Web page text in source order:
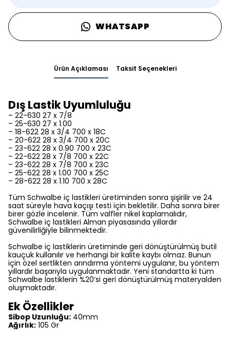
WHATSAPP
Ürün Açıklaması Taksit Seçenekleri
Dış Lastik Uyumluluğu
– 22-630 27 x 7/8
– 25-630 27 x 1.00
– 18-622 28 x 3/4 700 x 18C
– 20-622 28 x 3/4 700 x 20C
– 23-622 28 x 0.90 700 x 23C
– 22-622 28 x 7/8 700 x 22C
– 23-622 28 x 7/8 700 x 23C
– 25-622 28 x 1.00 700 x 25C
– 28-622 28 x 1.10 700 x 28C
Tüm Schwalbe iç lastikleri üretiminden sonra şişirilir ve 24
saat süreyle hava kaçışı testi için bekletilir. Daha sonra birer
birer gözle incelenir. Tüm valfler nikel kaplamalıdır,
Schwalbe iç lastikleri Alman piyasasında yıllardır
güvenilirliğiyle bilinmektedir.
Schwalbe iç lastiklerin üretiminde geri dönüştürülmüş butil
kauçuk kullanılır ve herhangi bir kalite kaybı olmaz. Bunun
için özel sertlikten arındırma yöntemi uygulanır, bu yöntem
yıllardır başarıyla uygulanmaktadır. Yeni standartta ki tüm
Schwalbe lastiklerin %20’si geri dönüştürülmüş materyalden
oluşmaktadır.
Ek Özellikler
Sibop Uzunluğu: 40mm
Ağırlık: 105 Gr